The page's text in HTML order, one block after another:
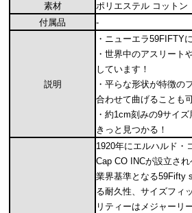
素材
ポリエステル コットン
付属品
-
説明
・ニューエラ59FIFTY
・世界中のアスリート
しています！
・平らな形状が特徴の
合わせて曲げることも
・約1cm刻みの9サイ
きっと見つかる！
1920年にエルハルド・
Cap CO INCが設立さ
業界基準となる59Fifty
る耐久性、サイズフィ
リティーはメジャーリ